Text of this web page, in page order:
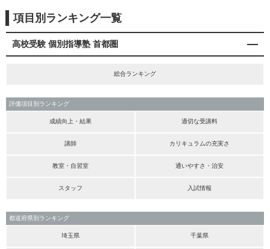
項目別ランキング一覧
高校受験 個別指導塾 首都圏
総合ランキング
評価項目別ランキング
成績向上・結果 適切な受講料
講師 カリキュラムの充実さ
教室・自習室 通いやすさ・治安
スタッフ 入試情報
都道府県別ランキング
埼玉県 千葉県